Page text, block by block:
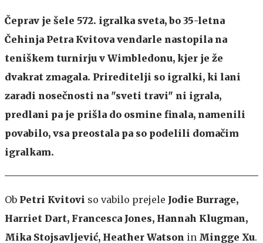
Čeprav je šele 572. igralka sveta, bo 35-letna
Čehinja Petra Kvitova vendarle nastopila na
teniškem turnirju v Wimbledonu, kjer je že
dvakrat zmagala. Prireditelji so igralki, ki lani
zaradi nosečnosti na "sveti travi" ni igrala,
predlani pa je prišla do osmine finala, namenili
povabilo, vsa preostala pa so podelili domačim
igralkam.
Ob Petri Kvitovi so vabilo prejele Jodie Burrage,
Harriet Dart, Francesca Jones, Hannah Klugman,
Mika Stojsavljević, Heather Watson in Mingge Xu.